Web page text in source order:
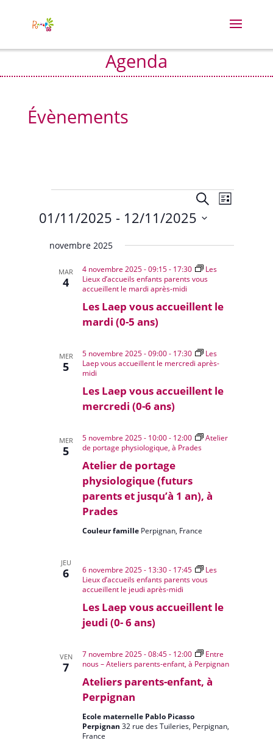
Agenda
Évènements
Évènements Recherche
et
navigation
de
Recherche
de
Liste
01/11/2025 - 12/11/2025
une
date.
novembre 2025
MAR
4
Les Laep vous accueillent le
mardi (0-5 ans)
4 novembre 2025 - 09:15- 17:30
Les
Lieux d’accueils enfants parents vous
accueillent le mardi après-midi
MER
5
Les Laep vous accueillent le
mercredi (0-6 ans)
5 novembre 2025 - 09:00- 17:30
Les
Laep vous accueillent le mercredi après-
midi
MER
5
Atelier de portage
physiologique (futurs
parents et jusqu’à 1 an), à
Prades
5 novembre 2025 - 10:00- 12:00
Atelier
de portage physiologique, à Prades
Couleur famille Perpignan, France
JEU
6
Les Laep vous accueillent le
jeudi (0- 6 ans)
6 novembre 2025 - 13:30- 17:45
Les
Lieux d’accueils enfants parents vous
accueillent le jeudi après-midi
VEN
7
Ateliers parents-enfant, à
Perpignan
7 novembre 2025 - 08:45- 12:00
Entre
nous – Ateliers parents-enfant, à Perpignan
Ecole maternelle Pablo Picasso
Perpignan32 rue des Tuileries, Perpignan,
France